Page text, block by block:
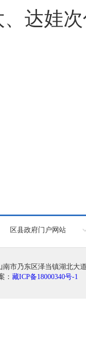
达娃
区县政府门户网站
市乃东区泽当镇湖北大
： 藏ICP备18000340号-1